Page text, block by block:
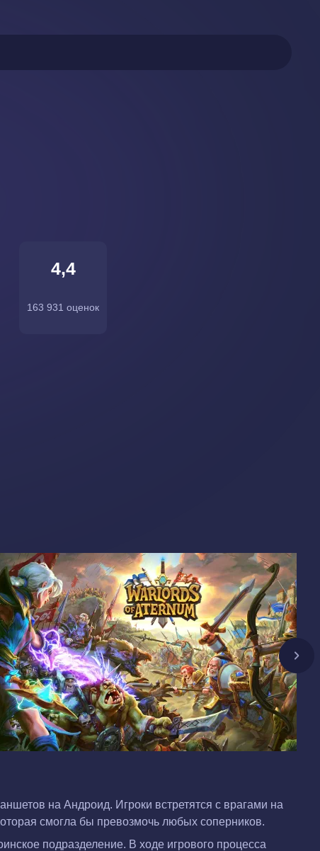
4,4
163 931 оценок
на Андроид. Игроки встретятся с врагами на
смогла бы превозмочь любых соперников.
подразделение. В ходе игрового процесса